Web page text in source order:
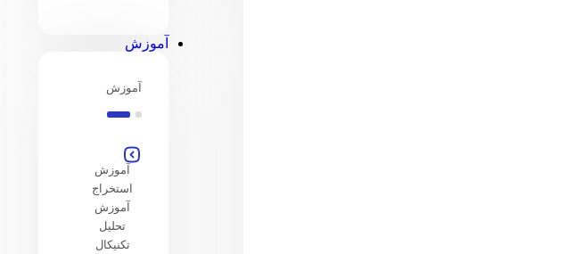
آموزش
آموزش
آموزش
استخراج
آموزش
تحلیل
تکنیکال